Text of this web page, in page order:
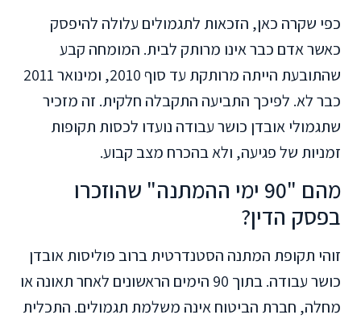
כפי שקרה כאן, הזכאות לתגמולים עלולה להיפסק
כאשר אדם כבר אינו מרותק לבית. המומחה קבע
שהתובעת הייתה מרותקת עד סוף 2010, ומינואר 2011
כבר לא. לפיכך התביעה התקבלה חלקית. זה מזכיר
שתגמולי אובדן כושר עבודה נועדו לכסות תקופות
זמניות של פגיעה, ולא בהכרח מצב קבוע.
מהם "90 ימי ההמתנה" שהוזכרו
בפסק הדין?
זוהי תקופת המתנה הסטנדרטית ברוב פוליסות אובדן
כושר עבודה. בתוך 90 הימים הראשונים לאחר תאונה או
מחלה, חברת הביטוח אינה משלמת תגמולים. התכלית